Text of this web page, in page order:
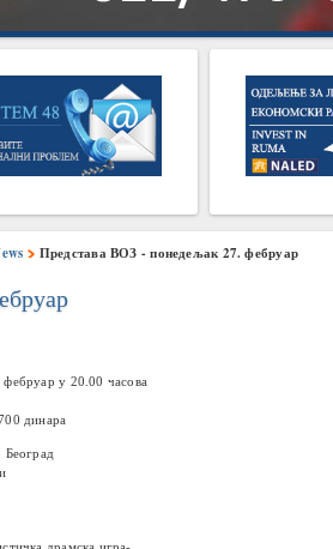
Представа ВОЗ - понедељак 27. фебруар
у 20.00 часова
динара
Београд